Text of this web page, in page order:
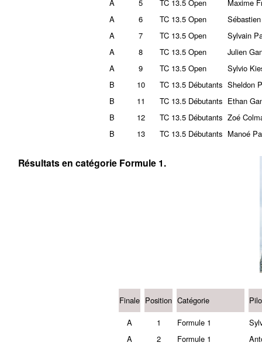
A 5 TC 13.5 Open
Maxime
A
6 TC 13.5 Open
A
7 TC 13.5 Open
Sylvain
A
8 TC 13.5 Open
Julien
A
9 TC 13.5 Open
Sylvio
B
10 TC 13.5 Débutants Sheldon
B
11 TC 13.5 Débutants Ethan
B
12 TC 13.5 Débutants Zoé
B
13 TC 13.5 Débutants Manoé
Résultats en catégorie Formule 1.
Finale Position Catégorie
A
1 Formule 1
A
2 Formule 1